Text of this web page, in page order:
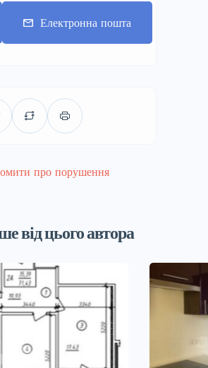
Електронна пошта
про порушення
від цього автора